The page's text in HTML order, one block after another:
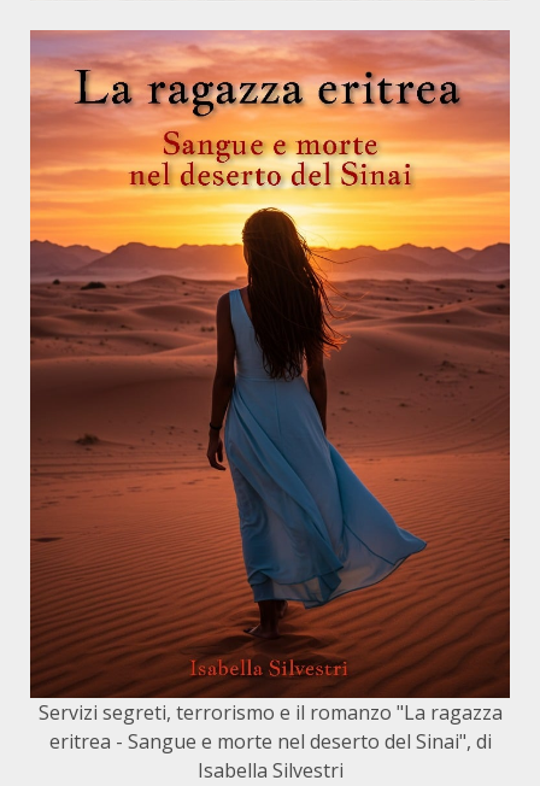
Servizi segreti, terrorismo e il romanzo "La ragazza
eritrea - Sangue e morte nel deserto del Sinai", di
Isabella Silvestri